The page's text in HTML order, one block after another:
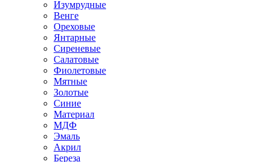
Изумрудные
Венге
Ореховые
Янтарные
Сиреневые
Салатовые
Фиолетовые
Мятные
Золотые
Синие
Материал
МДФ
Эмаль
Акрил
Береза